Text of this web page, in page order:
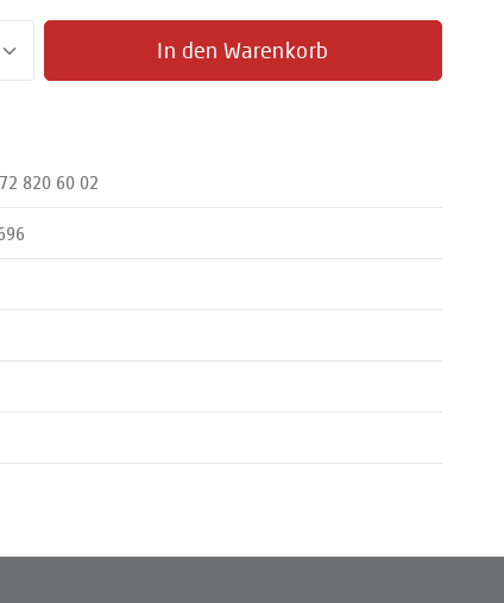
Gib den gewünschten Wert ein oder
In den Warenkorb
72 820 60 02